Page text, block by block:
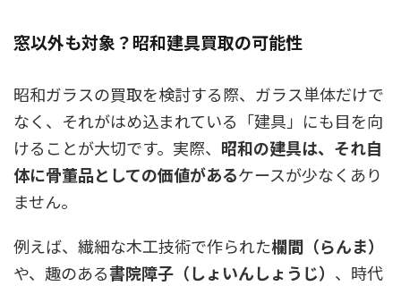
窓以外も対象？昭和建具買取の可能性
昭和ガラスの買取を検討する際、ガラス単体だけで
なく、それがはめ込まれている「建具」にも目を向
けることが大切です。実際、 昭和の建具は、それ自
体に骨董品としての価値があるケースが少なくあり
ません。
例えば、繊細な木工技術で作られた欄間（らんま）
や、趣のある書院障子（しょいんしょうじ） 、時代